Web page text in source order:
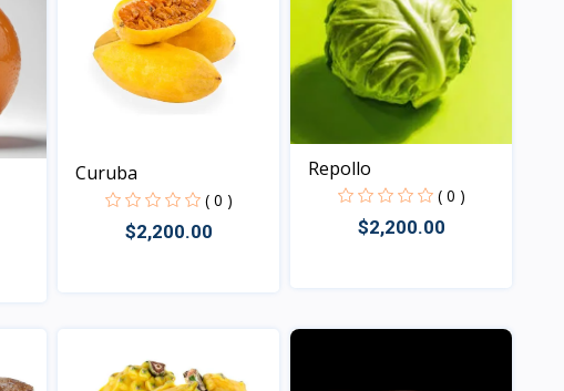
Curuba
( 0 )
$2,200.00
Repollo
( 0 )
$2,200.00